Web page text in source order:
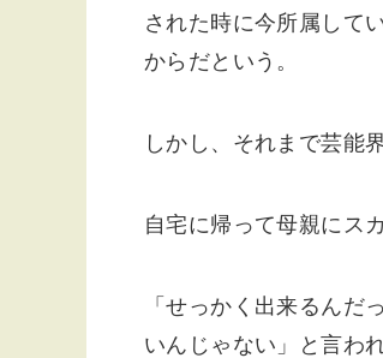
された時に今所属して
からだという。
しかし、それまで芸能
自宅に帰って母親にス
「せっかく出来るん
いんじゃない」と言わ